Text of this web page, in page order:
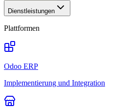
Dienstleistungen
Plattformen
Odoo ERP
Implementierung und Integration